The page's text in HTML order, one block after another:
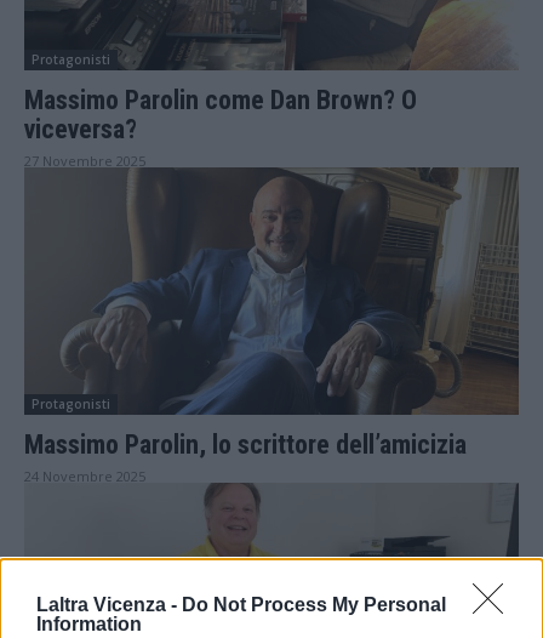
Laltra Vicenza - Do Not Process My Personal
Information
Protagonisti
Massimo Parolin come Dan Brown? O
viceversa?
27 Novembre 2025
Protagonisti
Massimo Parolin, lo scrittore dell’amicizia
24 Novembre 2025